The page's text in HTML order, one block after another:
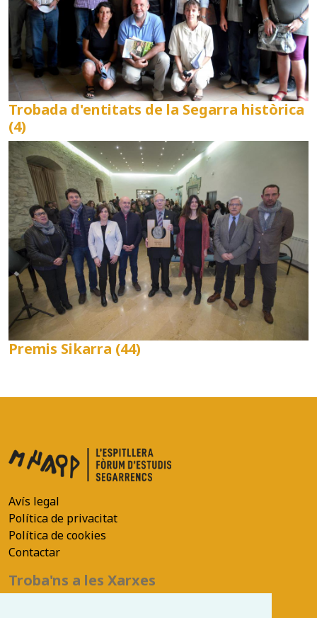
Trobada d'entitats de la Segarra històrica
(4)
Premis Sikarra (44)
Avís legal
Política de privacitat
Política de cookies
Contactar
Troba'ns a les Xarxes